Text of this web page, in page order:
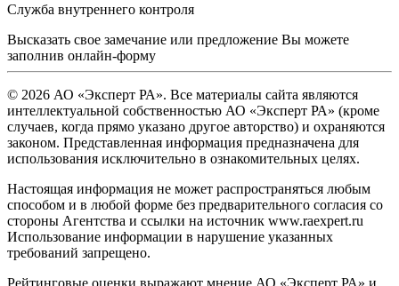
Служба внутреннего контроля
Высказать свое замечание или предложение Вы можете
заполнив онлайн-форму
© 2026 АО «Эксперт РА». Все материалы сайта являются
интеллектуальной собственностью АО «Эксперт РА» (кроме
случаев, когда прямо указано другое авторство) и охраняются
законом. Представленная информация предназначена для
использования исключительно в ознакомительных целях.
Настоящая информация не может распространяться любым
способом и в любой форме без предварительного согласия со
стороны Агентства и ссылки на источник www.raexpert.ru
Использование информации в нарушение указанных
требований запрещено.
Рейтинговые оценки выражают мнение АО «Эксперт РА» и